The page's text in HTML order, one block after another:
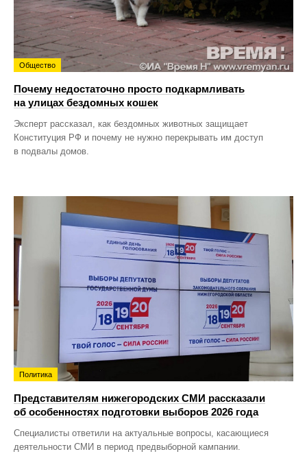
Общество
Почему недостаточно просто подкармливать
на улицах бездомных кошек
Эксперт рассказал, как бездомных животных защищает
Конституция РФ и почему не нужно перекрывать им доступ
в подвалы домов.
Политика
Представителям нижегородских СМИ рассказали
об особенностях подготовки выборов 2026 года
Специалисты ответили на актуальные вопросы, касающиеся
деятельности СМИ в период предвыборной кампании.